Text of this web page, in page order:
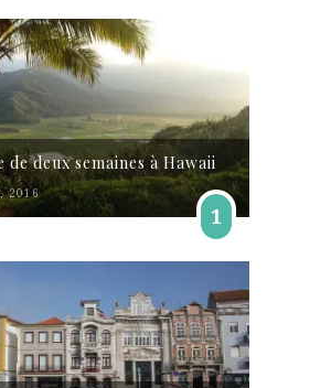
deux semaines à Hawaii
2016
1